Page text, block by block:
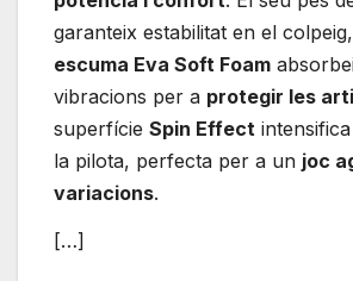
garanteix estabilitat en el
escuma Eva Soft Foam
vibracions per a protegir les
superfície Spin Effect
la pilota, perfecta per a un joc
variacions.
[…]